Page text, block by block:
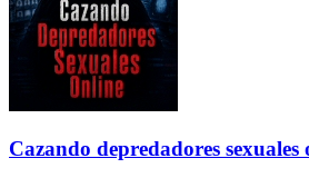
Cazando depredadores sexuales